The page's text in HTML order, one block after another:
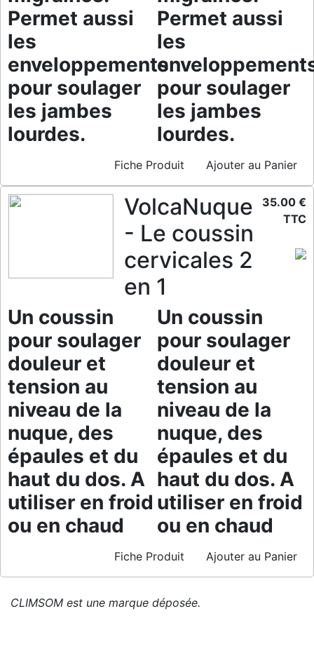
Permet aussi
les
enveloppements
pour soulager
les jambes
lourdes.
Permet aussi
les
pour soulager
les jambes
lourdes.
Fiche Produit Ajouter au Panier
VolcaNuque
- Le coussin
cervicales 2
en 1
Un coussin
pour soulager
douleur et
tension au
niveau de la
nuque, des
épaules et du
haut du dos. A
utiliser en froid
ou en chaud
Un coussin
pour soulager
douleur et
tension au
niveau de la
nuque, des
épaules et du
haut du dos. A
utiliser en froid
ou en chaud
35.00 €
TTC
Fiche Produit Ajouter au Panier
CLIMSOM est une marque déposée.